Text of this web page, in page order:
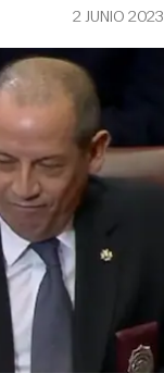
2 JUNIO 2023